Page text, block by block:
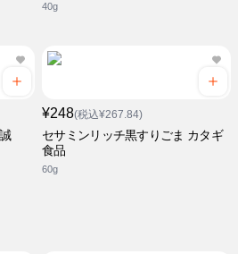
40g
¥248(税込¥267.84)
セサミンリッチ黒すりごま カタギ
食品
60g